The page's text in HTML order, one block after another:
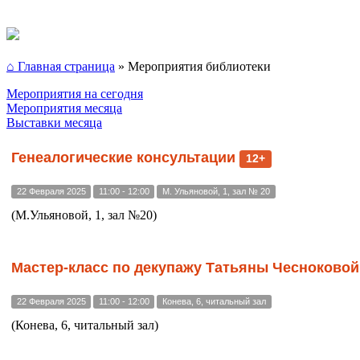
⌂ Главная страница » Мероприятия библиотеки
Мероприятия на сегодня
Мероприятия месяца
Выставки месяца
Генеалогические консультации 12+
22 Февраля 2025 11:00 - 12:00 М. Ульяновой, 1, зал № 20
(М.Ульяновой, 1, зал №20)
Мастер-класс по декупажу Татьяны
22 Февраля 2025 11:00 - 12:00 Конева, 6, читальный зал
(Конева, 6, читальный зал)